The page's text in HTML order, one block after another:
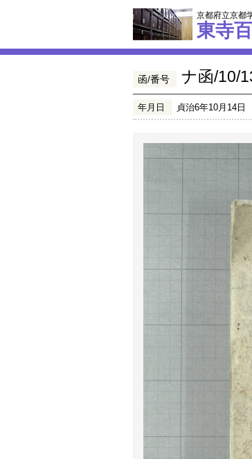
京都府立京都
東寺
函/番号 ナ函/10/
年月日 貞治6年10月14日